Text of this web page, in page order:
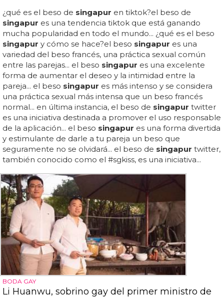
¿qué es el beso de singapur en tiktok?el beso de
singapur es una tendencia tiktok que está ganando
mucha popularidad en todo el mundo... ¿qué es el beso
singapur y cómo se hace?el beso singapur es una
variedad del beso francés, una práctica sexual común
entre las parejas... el beso singapur es una excelente
forma de aumentar el deseo y la intimidad entre la
pareja... el beso singapur es más intenso y se considera
una práctica sexual más intensa que un beso francés
normal... en última instancia, el beso de singapur twitter
es una iniciativa destinada a promover el uso responsable
de la aplicación... el beso singapur es una forma divertida
y estimulante de darle a tu pareja un beso que
seguramente no se olvidará... el beso de singapur twitter,
también conocido como el #sgkiss, es una iniciativa...
BODA GAY
Li Huanwu, sobrino gay del primer ministro de